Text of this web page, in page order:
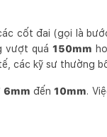
cốt đai (gọi là
vượt quá 150mm
các kỹ sư thường
6mm đến10mm.